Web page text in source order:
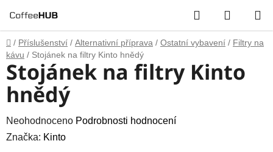
na
obsah
Hledat
KOŠÍK
Domů
/ Příslušenství / Alternativní příprava / Ostatní vybavení / Filtry na
kávu / Stojánek na filtry Kinto hnědý
Stojánek na filtry Kinto
hnědý
Průměrné
hodnocení
Neohodnoceno Podrobnosti hodnocení
Značka: Kinto